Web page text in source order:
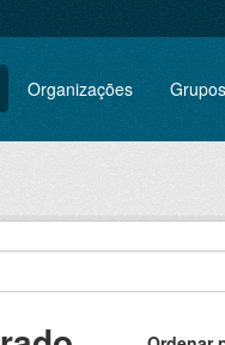
Organizações Grupos